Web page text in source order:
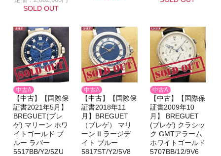
SOLD OUT
中古A
【中古】【国際保
証書2021年5月】
BREGUET(ブレ
ゲ) マリーン ホワ
イトゴールド ブ
ルー ラバー
5517BB/Y2/5ZU
中古A
【中古】【国際保
証書2018年11
月】BREGUET
（ブレゲ） マリ
ーン II ラージデ
イト ブルー
5817ST/Y2/5V8
中古A
【中古】【国際保
証書2009年10
月】 BREGUET
(ブレゲ) クラシッ
ク GMTアラーム
ホワイトゴールド
5707BB/12/9V6